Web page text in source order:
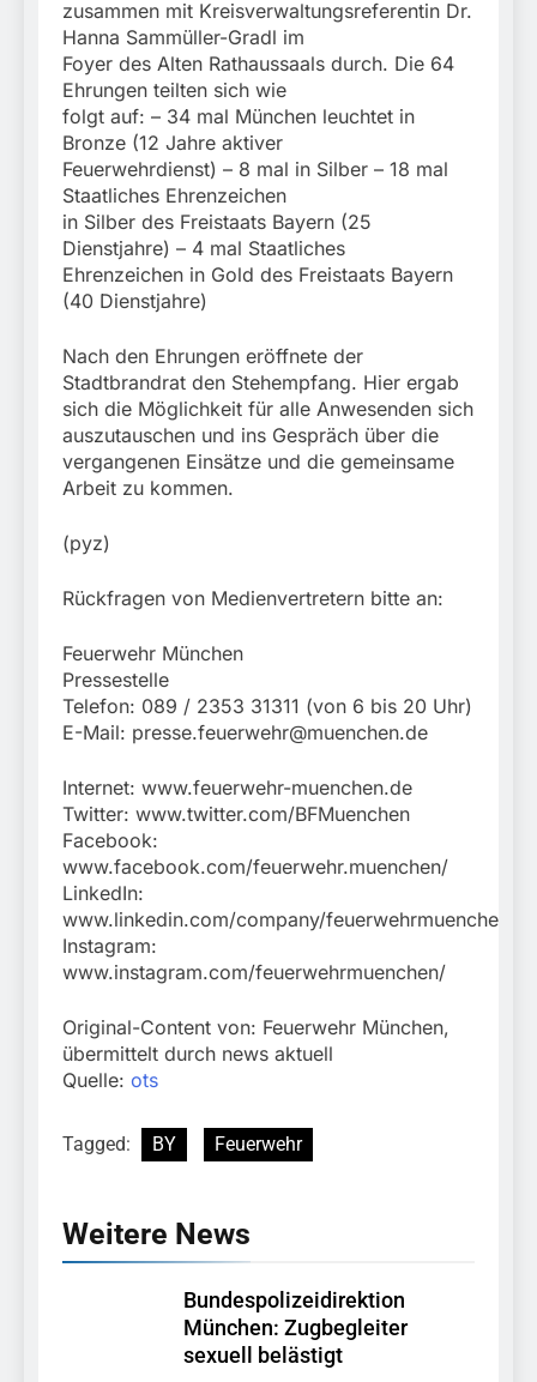
zusammen mit Kreisverwaltungsreferentin Dr.
Hanna Sammüller-Gradl im
Foyer des Alten Rathaussaals durch. Die 64
Ehrungen teilten sich wie
folgt auf: – 34 mal München leuchtet in
Bronze (12 Jahre aktiver
Feuerwehrdienst) – 8 mal in Silber – 18 mal
Staatliches Ehrenzeichen
in Silber des Freistaats Bayern (25
Dienstjahre) – 4 mal Staatliches
Ehrenzeichen in Gold des Freistaats Bayern
(40 Dienstjahre)
Nach den Ehrungen eröffnete der
Stadtbrandrat den Stehempfang. Hier ergab
sich die Möglichkeit für alle Anwesenden sich
auszutauschen und ins Gespräch über die
vergangenen Einsätze und die gemeinsame
Arbeit zu kommen.
(pyz)
Rückfragen von Medienvertretern bitte an:
Feuerwehr München
Pressestelle
Telefon: 089 / 2353 31311 (von 6 bis 20 Uhr)
E-Mail: presse.feuerwehr@muenchen.de
Internet: www.feuerwehr-muenchen.de
Twitter: www.twitter.com/BFMuenchen
Facebook:
www.facebook.com/feuerwehr.muenchen/
LinkedIn:
www.linkedin.com/company/feuerwehrmuenchen
Instagram:
www.instagram.com/feuerwehrmuenchen/
Original-Content von: Feuerwehr München,
übermittelt durch news aktuell
Quelle: ots
Tagged: BY Feuerwehr
Weitere News
Bundespolizeidirektion
München: Zugbegleiter
sexuell belästigt